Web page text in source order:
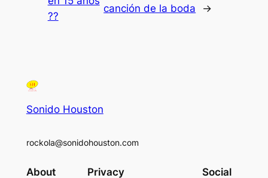
??
canción de la boda
→
Sonido Houston
rockola@sonidohouston.com
About Privacy Social